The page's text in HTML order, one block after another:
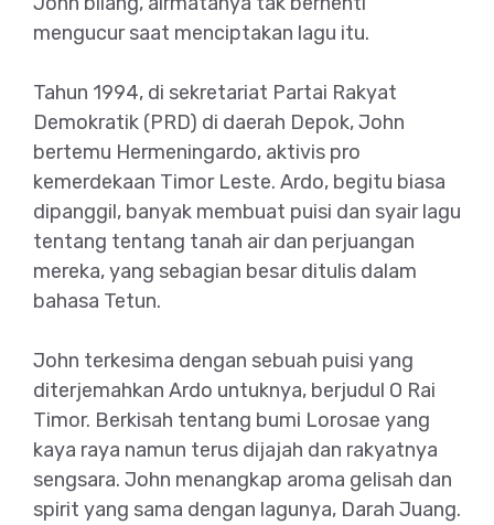
mengucur saat menciptakan lagu itu.
Tahun 1994, di sekretariat Partai Rakyat
Demokratik (PRD) di daerah Depok, John
bertemu Hermeningardo, aktivis pro
kemerdekaan Timor Leste. Ardo, begitu biasa
dipanggil, banyak membuat puisi dan syair lagu
tentang tentang tanah air dan perjuangan
mereka, yang sebagian besar ditulis dalam
bahasa Tetun.
John terkesima dengan sebuah puisi yang
diterjemahkan Ardo untuknya, berjudul O Rai
Timor. Berkisah tentang bumi Lorosae yang
kaya raya namun terus dijajah dan rakyatnya
sengsara. John menangkap aroma gelisah dan
spirit yang sama dengan lagunya, Darah Juang.